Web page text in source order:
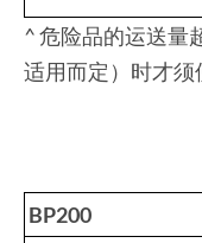
^ 危险品的运送量
适用而定）时才须
BP200 基本